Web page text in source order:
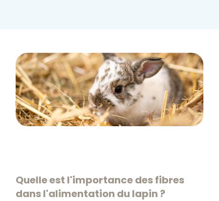
Quelle est l'importance des fibres
dans l'alimentation du lapin ?